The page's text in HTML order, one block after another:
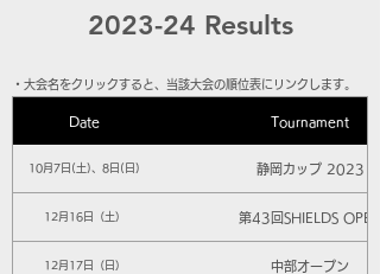
2023-24 Results
​・大会名をクリックすると、当該大会の順位表にリンクします。
Date Tournament
10月7日(土)、8日(日) 静岡カップ 2023
12月16日（土） 第43回SHIELDS OPEN
12月17日（日） 中部オープン